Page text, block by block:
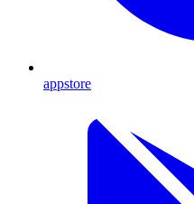
appstore